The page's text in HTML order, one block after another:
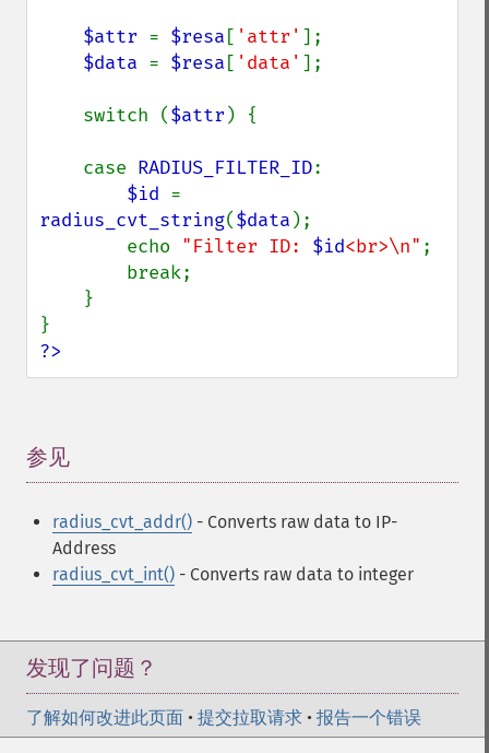
$attr = $resa [ 'attr' ];
$data = $resa [ 'data' ];
    switch (
$attr ) {
    case
RADIUS_FILTER_ID:
$id
radius_cvt_string($data );
        echo
"Filter ID: $id<br>\n" ;
?>
参见
radius_cvt_addr() - Converts raw data to IP-
Address
radius_cvt_int() - Converts raw data to integer
发现了问题？
了解如何改进此页面 • 提交拉取请求 • 报告一个错误